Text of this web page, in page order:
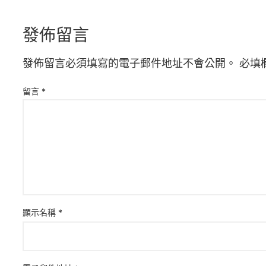
發佈留言
發佈留言必須填寫的電子郵件地址不會公開。 必填
留言 *
顯示名稱 *